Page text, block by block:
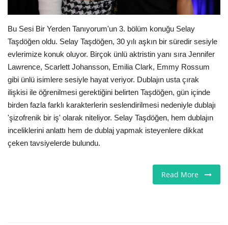
Firma Rehberi
Restoranlar
Sağlık
Teknoloji
Etkinlik
Bu Sesi Bir Yerden Tanıyorum'un 3. bölüm konuğu Selay
Taşdöğen oldu. Selay Taşdöğen, 30 yılı aşkın bir süredir sesiyle
evlerimize konuk oluyor. Birçok ünlü aktristin yanı sıra Jennifer
Lawrence, Scarlett Johansson, Emilia Clark, Emmy Rossum
gibi ünlü isimlere sesiyle hayat veriyor. Dublajın usta çırak
ilişkisi ile öğrenilmesi gerektiğini belirten Taşdöğen, gün içinde
birden fazla farklı karakterlerin seslendirilmesi nedeniyle dublajı
'şizofrenik bir iş' olarak niteliyor. Selay Taşdöğen, hem dublajın
inceliklerini anlattı hem de dublaj yapmak isteyenlere dikkat
çeken tavsiyelerde bulundu.
Read More